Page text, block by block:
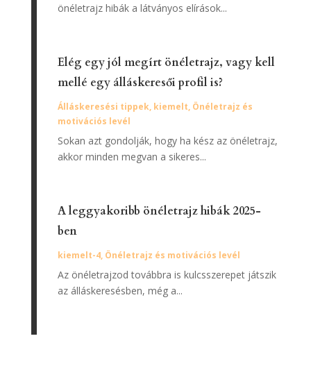
önéletrajz hibák a látványos elírások...
Elég egy jól megírt önéletrajz, vagy kell
mellé egy álláskeresői profil is?
Álláskeresési tippek, kiemelt, Önéletrajz és
motivációs levél
Sokan azt gondolják, hogy ha kész az önéletrajz,
akkor minden megvan a sikeres...
A leggyakoribb önéletrajz hibák 2025-
ben
kiemelt-4, Önéletrajz és motivációs levél
Az önéletrajzod továbbra is kulcsszerepet játszik
az álláskeresésben, még a...